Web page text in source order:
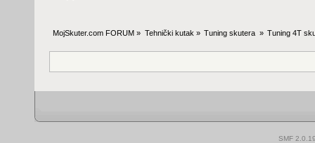
MojSkuter.com FORUM » Tehnički kutak » Tuning skutera » Tuning 4T
SMF